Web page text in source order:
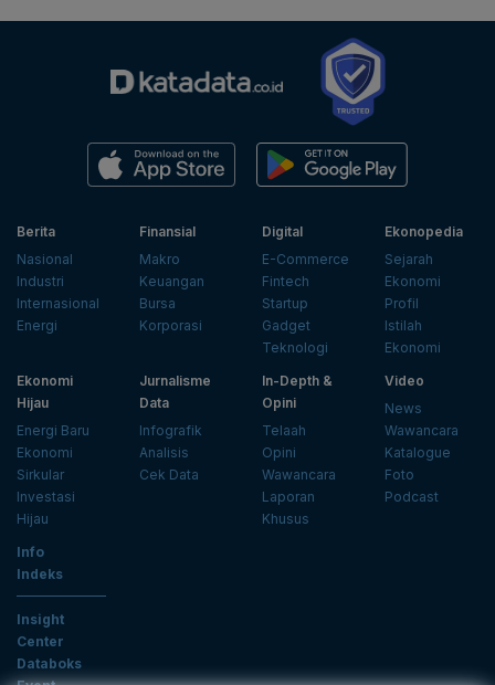
Berita
Nasional
Industri
Internasional
Energi
Finansial
Makro
Keuangan
Bursa
Korporasi
Digital
E-Commerce
Fintech
Startup
Gadget
Teknologi
Ekonopedia
Sejarah
Ekonomi
Profil
Istilah
Ekonomi
Ekonomi
Hijau
Energi Baru
Ekonomi
Sirkular
Investasi
Hijau
Jurnalisme
Data
Infografik
Analisis
Cek Data
In-Depth &
Opini
Telaah
Opini
Wawancara
Laporan
Khusus
Video
News
Wawancara
Katalogue
Foto
Podcast
Info
Indeks
Insight
Center
Databoks